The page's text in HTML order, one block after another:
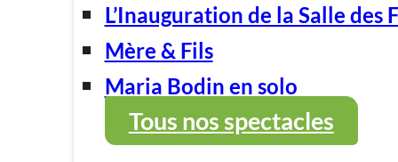
L’Inauguration de la Salle des
Mère & Fils
Maria Bodin en solo
Tous nos spectacles